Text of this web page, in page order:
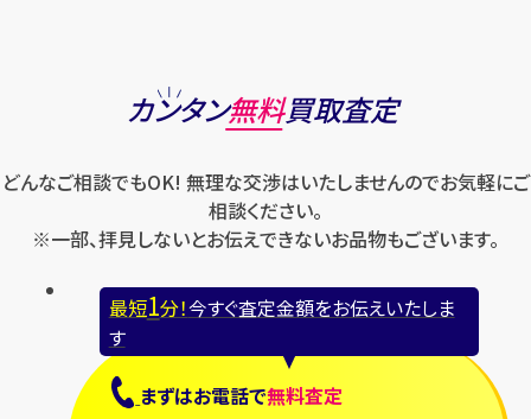
スウォッチ
ゼニス
セリーヌ
ハリー・ウィンストン
フェラガモ
フェンディ
ブライトリング
プラダ
フランク ミュラー
ロエベ
ロンジン
カンタン無料買取査定
どんなご相談でもOK! 無理な交渉はいたしませんのでお気軽にご
相談ください。
※一部、拝見しないとお伝えできないお品物もございます。
最短1分！今すぐ査定金額をお伝えいたしま
す
まずはお電話で無料査定